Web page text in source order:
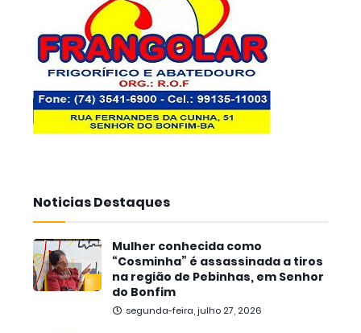
Noticias Destaques
Mulher conhecida como
“Cosminha” é assassinada a tiros
na região de Pebinhas, em Senhor
do Bonfim
segunda-feira, julho 27, 2026